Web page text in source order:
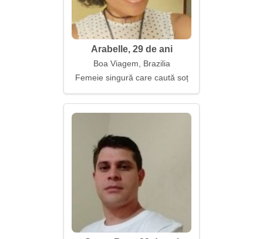
Arabelle, 29 de ani
Boa Viagem, Brazilia
Femeie singură care caută soț